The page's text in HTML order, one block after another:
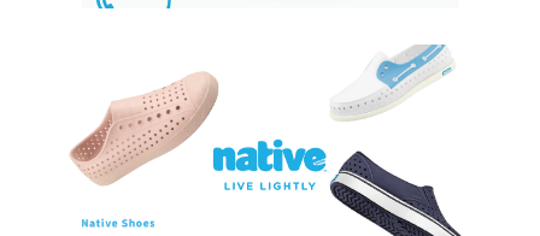
５．嚴禁一人註冊多個帳號或使用他人資訊註冊。若發現惡意使用之情形，
恩沛科技股份有限公司將有權停止該用戶之使用額度並採取法律行動。